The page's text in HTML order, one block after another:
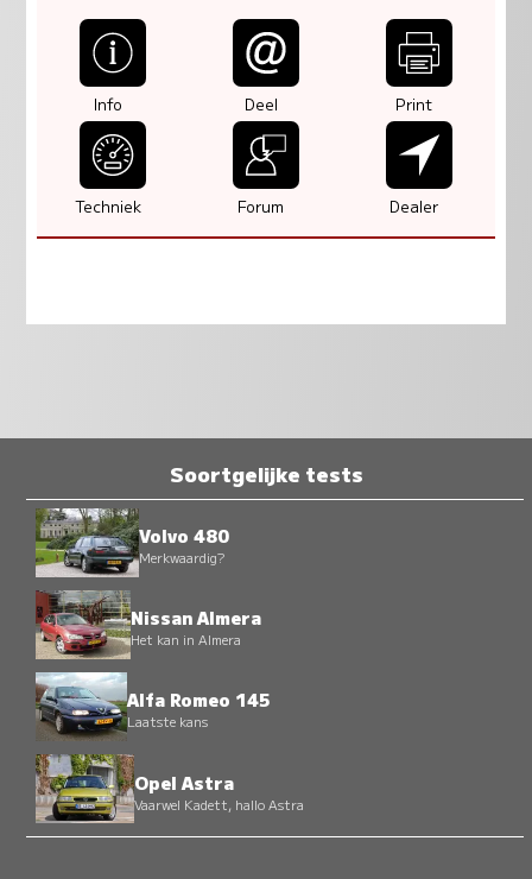
Info Deel Print
Techniek Forum Dealer
Soortgelijke tests
Volvo 480
Merkwaardig?
Nissan Almera
Het kan in Almera
Alfa Romeo 145
Laatste kans
Opel Astra
Vaarwel Kadett, hallo Astra